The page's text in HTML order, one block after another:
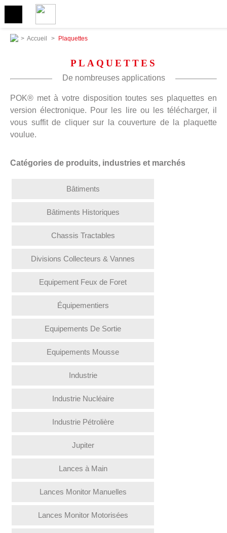
> Accueil > Plaquettes
PLAQUETTES
De nombreuses applications
POK® met à votre disposition toutes ses plaquettes en
version électronique. Pour les lire ou les télécharger, il
vous suffit de cliquer sur la couverture de la plaquette
voulue.
Catégories de produits, industries et marchés
Bâtiments
Bâtiments Historiques
Chassis Tractables
Divisions Collecteurs & Vannes
Equipement Feux de Foret
Équipementiers
Equipements De Sortie
Equipements Mousse
Industrie
Industrie Nucléaire
Industrie Pétrolière
Jupiter
Lances à Main
Lances Monitor Manuelles
Lances Monitor Motorisées